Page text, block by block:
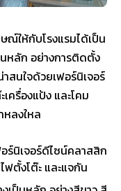
ณ์ให้กับโรงแรมได้เป็น
นหลัก อย่างการติดตั้ง
สนใจด้วยเฟอร์นิเจอร์
ครื่องแป้ง และโคม
หลงใหล
ร์นิเจอร์ดีไซน์คลาสสิก
ฟตั้งโต๊ะ และแจกัน